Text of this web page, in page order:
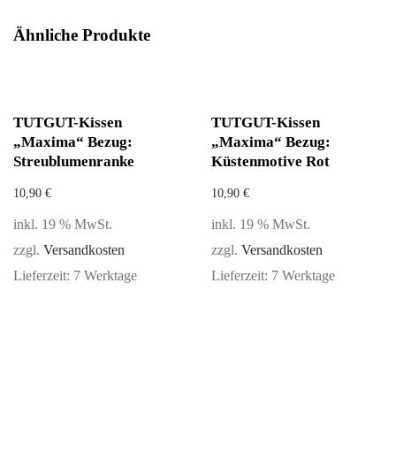
Ähnliche Produkte
TUTGUT-Kissen
„Maxima“ Bezug:
Streublumenranke
10,90 €
inkl. 19 % MwSt.
zzgl. Versandkosten
Lieferzeit: 7 Werktage
TUTGUT-Kissen
„Maxima“ Bezug:
Küstenmotive Rot
10,90 €
inkl. 19 % MwSt.
zzgl. Versandkosten
Lieferzeit: 7 Werktage